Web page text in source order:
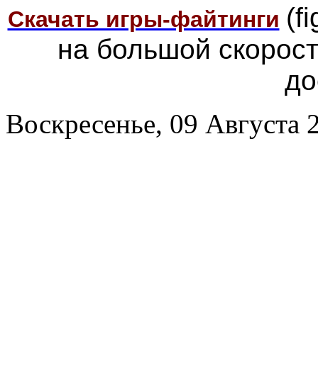
Скачать игры-файтинги
на большой
Воскресенье, 09 Августа